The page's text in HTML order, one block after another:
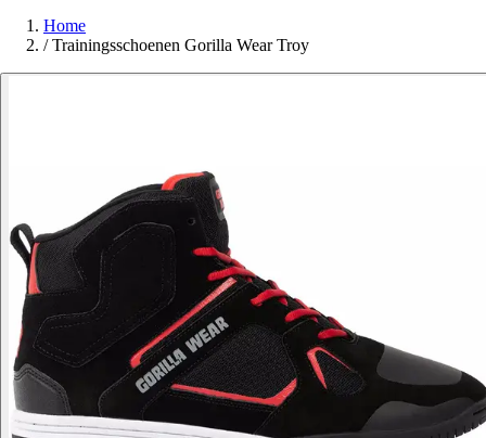
Home
/ Trainingsschoenen Gorilla Wear Troy